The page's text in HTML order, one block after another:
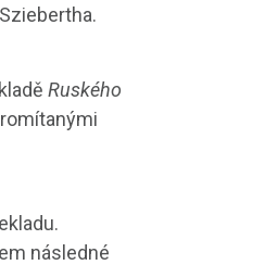
Ruského
následné